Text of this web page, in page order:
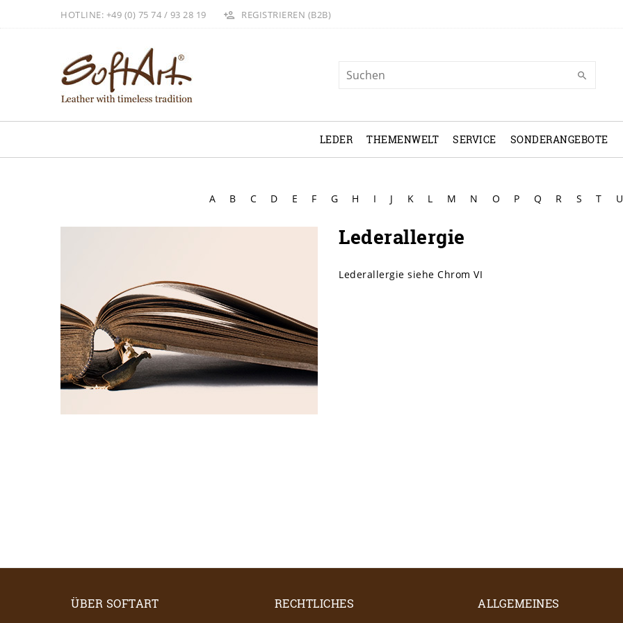
HOTLINE: +49 (0) 75 74 / 93 28 19 REGISTRIEREN (B2B)
LEDER THEMENWELT SERVICE SONDERANGEBOTE
A B C D E F G H I J K L M N O P Q R S T U
Lederallergie
Lederallergie siehe Chrom VI
ÜBER SOFTART RECHTLICHES ALLGEMEINES